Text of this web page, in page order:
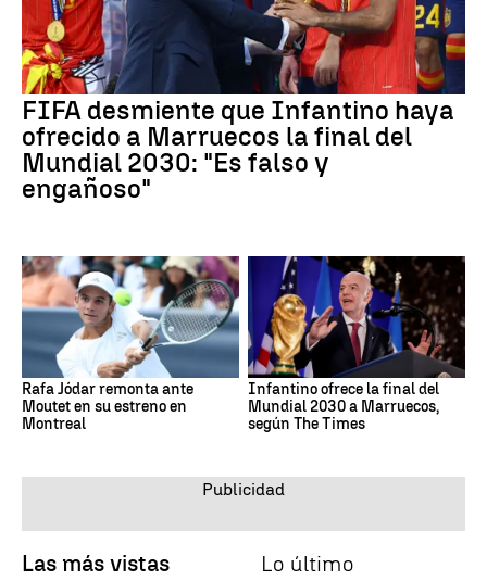
FIFA desmiente que Infantino haya
ofrecido a Marruecos la final del
Mundial 2030: "Es falso y
engañoso"
Rafa Jódar remonta ante
Moutet en su estreno en
Montreal
Infantino ofrece la final del
Mundial 2030 a Marruecos,
según The Times
Las más vistas Lo último